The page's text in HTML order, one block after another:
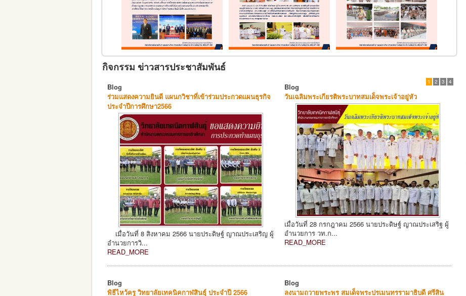
กิจกรรม ข่าวสารประชาสัมพันธ์
1 2 3 4
Blog
ร่วมแสดงความยินดี แผนกวิชาที่เข้าร่วมประกวดแผนธุรกิจ
ประจำปีการศึกษา2566
เมื่อวันที่ 8 สิงหาคม 2566 นายประดิษฐ์ ญาณประเสริญ ผู้
อำนวยการวิ...
READ_MORE
Blog
วันเฉลิมพระเกียรติพระบาทสมเด็จพระเจ้าอยู่หัว
เมื่อวันที่ 28 กรกฎาคม 2566 นายประดิษฐ์ ญาณประเสริฐ ผู้
อำนวยการ วท.ก...
READ_MORE
Blog
พิธีไหว้ครู วิทยาลัยเทคนิคกาฬสินธุ์ ประจำปี 2566
Blog
ลงนามถวายพระพร สมเด็จพระปรเมนทรรามาธิบดี ศรีสิน